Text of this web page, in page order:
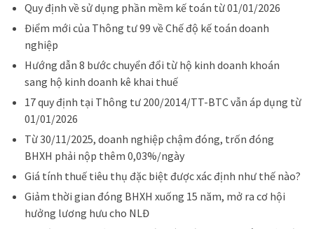
Quy định về sử dụng phần mềm kế toán từ 01/01/2026
Điểm mới của Thông tư 99 về Chế độ kế toán doanh
nghiệp
Hướng dẫn 8 bước chuyển đổi từ hộ kinh doanh khoán
sang hộ kinh doanh kê khai thuế
17 quy định tại Thông tư 200/2014/TT-BTC vẫn áp dụng từ
01/01/2026
Từ 30/11/2025, doanh nghiệp chậm đóng, trốn đóng
BHXH phải nộp thêm 0,03%/ngày
Giá tính thuế tiêu thụ đặc biệt được xác định như thế nào?
Giảm thời gian đóng BHXH xuống 15 năm, mở ra cơ hội
hưởng lương hưu cho NLĐ